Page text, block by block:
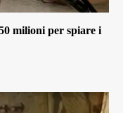
milioni per spiare i